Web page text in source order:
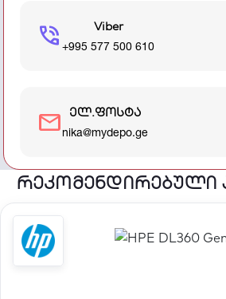
phone_in_talk Viber
+995 577 500 610
mail ელ.ფოსტა
nika@mydepo.ge
რეკომენდირებული